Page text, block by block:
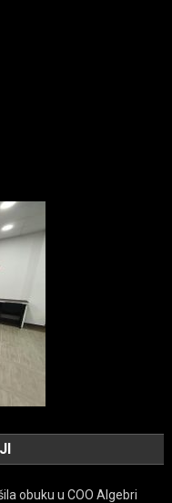
obuku u COO Algebri